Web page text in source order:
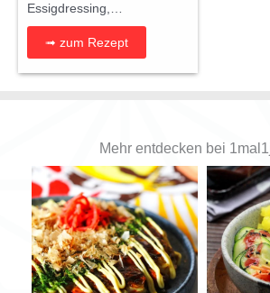
Essigdressing,…
➟ zum Rezept
Mehr entdecken bei